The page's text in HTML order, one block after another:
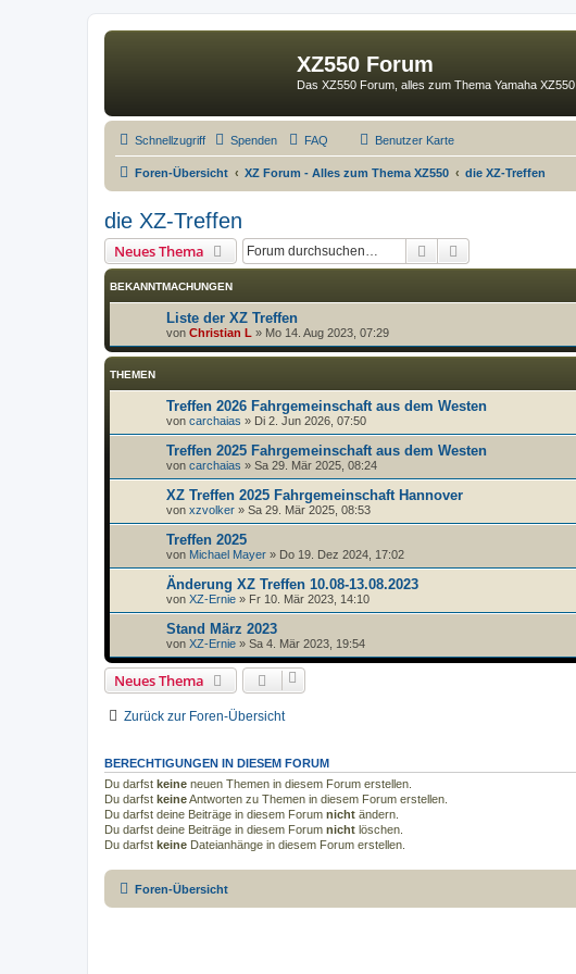
XZ550 Forum
Das XZ550 Forum, alles zum Thema Yamaha XZ550
Schnellzugriff Spenden FAQ Benutzer Karte
Foren-Übersicht XZ Forum - Alles zum Thema XZ550 die XZ-Treffen
die XZ-Treffen
Neues Thema Suche
BEKANNTMACHUNGEN
Liste der XZ Treffen
von Christian L » Mo 14. Aug 2023, 07:29
THEMEN
Treffen 2026 Fahrgemeinschaft aus dem Westen
von carchaias » Di 2. Jun 2026, 07:50
Treffen 2025 Fahrgemeinschaft aus dem Westen
von carchaias » Sa 29. Mär 2025, 08:24
XZ Treffen 2025 Fahrgemeinschaft Hannover
von xzvolker » Sa 29. Mär 2025, 08:53
Treffen 2025
von Michael Mayer » Do 19. Dez 2024, 17:02
Änderung XZ Treffen 10.08-13.08.2023
von XZ-Ernie » Fr 10. Mär 2023, 14:10
Stand März 2023
von XZ-Ernie » Sa 4. Mär 2023, 19:54
Neues Thema
Zurück zur Foren-Übersicht
BERECHTIGUNGEN IN DIESEM FORUM
Du darfst keine neuen Themen in diesem Forum erstellen.
Du darfst keineAntworten zu Themen in diesem Forum erstellen.
Du darfst deine Beiträge in diesem Forum nicht ändern.
Du darfst deine Beiträge in diesem Forum nicht löschen.
Du darfst keine Dateianhänge in diesem Forum erstellen.
Foren-Übersicht